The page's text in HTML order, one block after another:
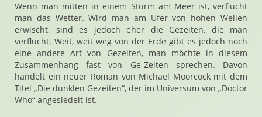
Wenn man mitten in einem Sturm am Meer ist, verflucht
man das Wetter. Wird man am Ufer von hohen Wellen
erwischt, sind es jedoch eher die Gezeiten, die man
verflucht. Weit, weit weg von der Erde gibt es jedoch noch
eine andere Art von Gezeiten, man möchte in diesem
Zusammenhang fast von Ge-Zeiten sprechen. Davon
handelt ein neuer Roman von Michael Moorcock mit dem
Titel „Die dunklen Gezeiten“, der im Universum von „Doctor
Who“ angesiedelt ist.